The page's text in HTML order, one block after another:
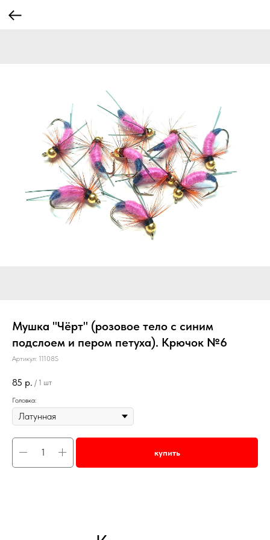
Мушка "Чёрт" (розовое тело с синим
подслоем и пером петуха). Крючок №6
Артикул: 11108S
85 р. / 1 шт
Головка:
купить